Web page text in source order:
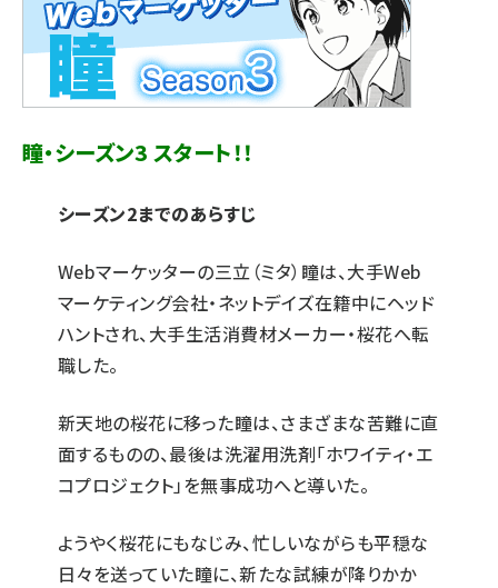
瞳・シーズン3 スタート！！
シーズン2までのあらすじ
Webマーケッターの三立（ミタ）瞳は、大手Web
マーケティング会社・ネットデイズ在籍中にヘッド
ハントされ、大手生活消費材メーカー・桜花へ転
職した。
新天地の桜花に移った瞳は、さまざまな苦難に直
面するものの、最後は洗濯用洗剤「ホワイティ・エ
コプロジェクト」を無事成功へと導いた。
ようやく桜花にもなじみ、忙しいながらも平穏な
日々を送っていた瞳に、新たな試練が降りかか